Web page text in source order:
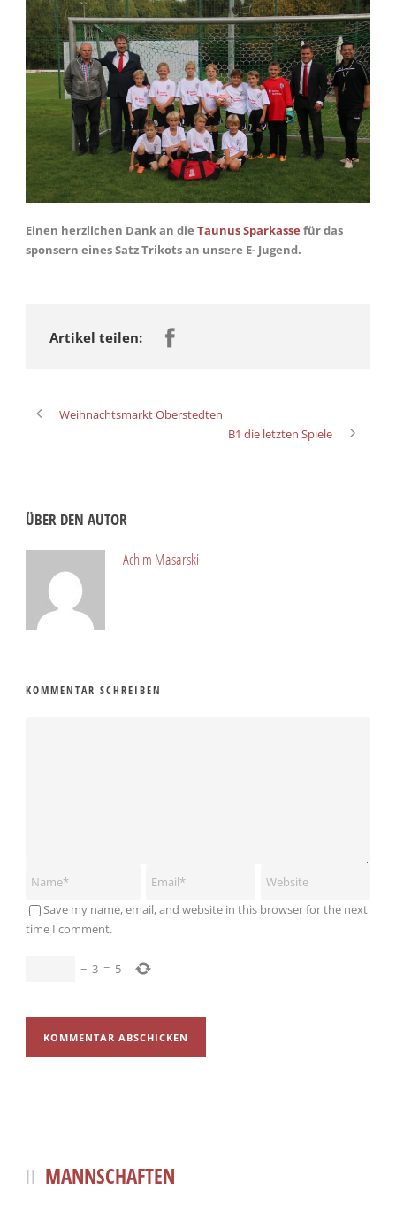
Einen herzlichen Dank an die Taunus Sparkasse für das
sponsern eines Satz Trikots an unsere E- Jugend.
Artikel teilen:
Weihnachtsmarkt Oberstedten
B1 die letzten Spiele
ÜBER DEN AUTOR
Achim Masarski
KOMMENTAR SCHREIBEN
Save my name, email, and website in this browser for the next
time I comment.
− 3 = 5
MANNSCHAFTEN